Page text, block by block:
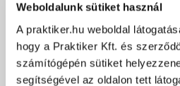
Weboldalunk sütiket használ
A praktiker.hu weboldal
hogy a Praktiker Kft. és
számítógépén sütiket
segítségével az oldalon tett
Csomagolási és súly
Dokumentumok, felelős